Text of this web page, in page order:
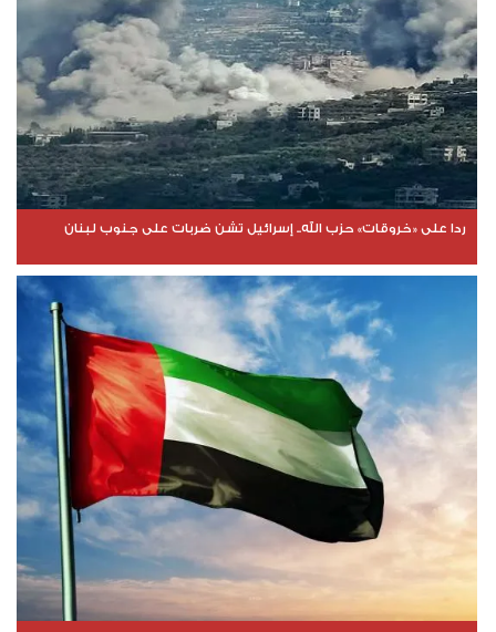
ردا على «خروقات» حزب الله.. إسرائيل تشن ضربات على جنوب لبنان